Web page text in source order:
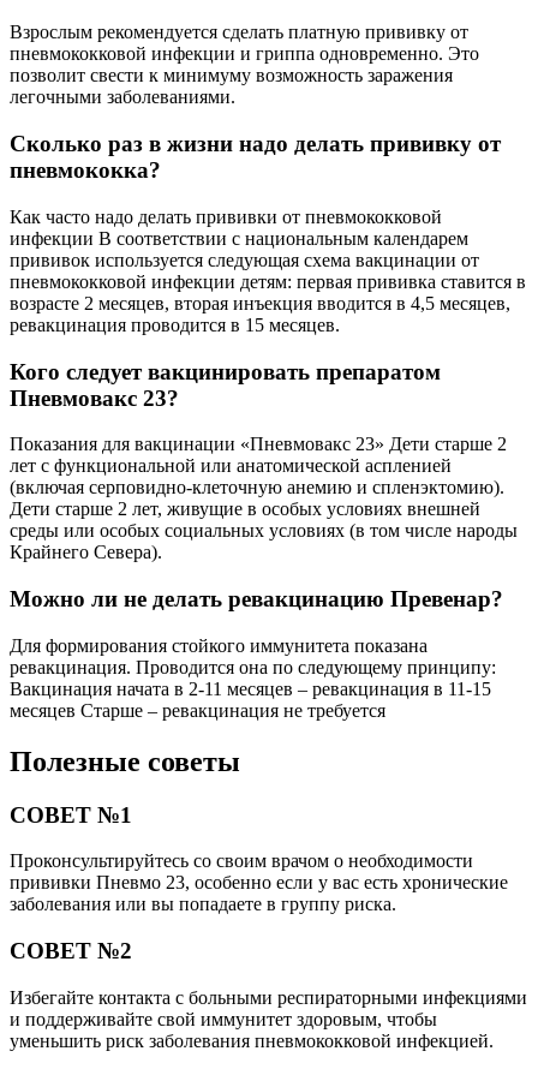
Взрослым рекомендуется сделать платную прививку от
пневмококковой инфекции и гриппа одновременно. Это
позволит свести к минимуму возможность заражения
легочными заболеваниями.
Сколько раз в жизни надо делать прививку от
пневмококка?
Как часто надо делать прививки от пневмококковой
инфекции В соответствии с национальным календарем
прививок используется следующая схема вакцинации от
пневмококковой инфекции детям: первая прививка ставится в
возрасте 2 месяцев, вторая инъекция вводится в 4,5 месяцев,
ревакцинация проводится в 15 месяцев.
Кого следует вакцинировать препаратом
Пневмовакс 23?
Показания для вакцинации «Пневмовакс 23» Дети старше 2
лет с функциональной или анатомической аспленией
(включая серповидно-клеточную анемию и спленэктомию).
Дети старше 2 лет, живущие в особых условиях внешней
среды или особых социальных условиях (в том числе народы
Крайнего Севера).
Можно ли не делать ревакцинацию Превенар?
Для формирования стойкого иммунитета показана
ревакцинация. Проводится она по следующему принципу:
Вакцинация начата в 2-11 месяцев – ревакцинация в 11-15
месяцев Старше – ревакцинация не требуется
Полезные советы
СОВЕТ №1
Проконсультируйтесь со своим врачом о необходимости
прививки Пневмо 23, особенно если у вас есть хронические
заболевания или вы попадаете в группу риска.
СОВЕТ №2
Избегайте контакта с больными респираторными инфекциями
и поддерживайте свой иммунитет здоровым, чтобы
уменьшить риск заболевания пневмококковой инфекцией.